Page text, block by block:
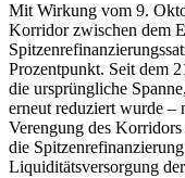
Mit Wirkung vom 9.
Korridor zwischen dem
Prozentpunkt. Seit dem
die ursprüngliche
erneut reduziert wurde –
Verengung des
die
Liquiditätsversorgung